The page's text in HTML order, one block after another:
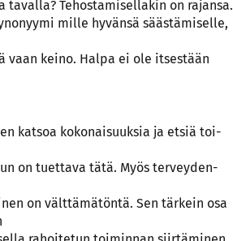
Te­hos­ta­mi­sel­la­kin on ra­jan­sa.
mil­le hy­vän­sä sääs­tä­mi­sel­le,
vaan kei­no. Hal­pa ei ole it­ses­tään
kat­soa ko­ko­nai­suuk­sia ja et­siä toi­
on tuet­ta­va tä­tä. Myös ter­vey­den­
on vält­tä­mä­tön­tä. Sen tär­kein osa